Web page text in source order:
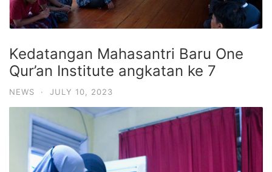
Kedatangan Mahasantri Baru One
Qur’an Institute angkatan ke 7
NEWS · JULY 10, 2023